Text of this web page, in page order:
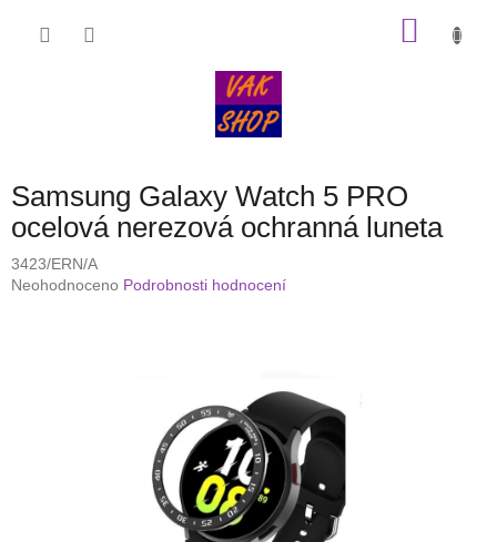
Samsung Galaxy Watch 5 PRO
ocelová nerezová ochranná luneta
3423/ERN/A
Průměrné
Neohodnoceno Podrobnosti hodnocení